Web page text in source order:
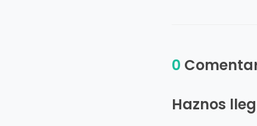
0
Haznos